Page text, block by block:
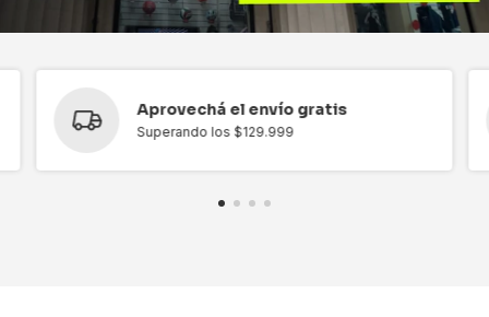
Aprovechá el envío gratis
Superando los $129.999